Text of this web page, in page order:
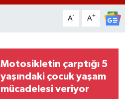
A- A+
Motosikletin çarptığı 5
yaşındaki çocuk yaşam
mücadelesi veriyor